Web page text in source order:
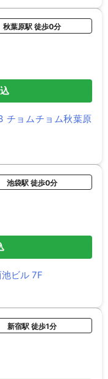
秋葉原駅 徒歩0分
チョムチョム秋葉原
池袋駅 徒歩0分
ビル 7F
新宿駅 徒歩1分